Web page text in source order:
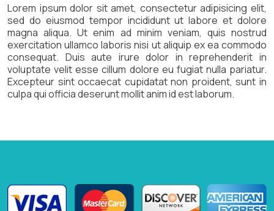
Lorem ipsum dolor sit amet, consectetur adipisicing elit,
sed do eiusmod tempor incididunt ut labore et dolore
magna aliqua. Ut enim ad minim veniam, quis nostrud
exercitation ullamco laboris nisi ut aliquip ex ea commodo
consequat. Duis aute irure dolor in reprehenderit in
voluptate velit esse cillum dolore eu fugiat nulla pariatur.
Excepteur sint occaecat cupidatat non proident, sunt in
culpa qui officia deserunt mollit anim id est laborum.